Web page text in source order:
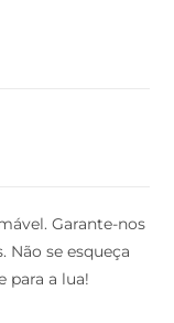
Garante-nos
Não se esqueça
para a lua!